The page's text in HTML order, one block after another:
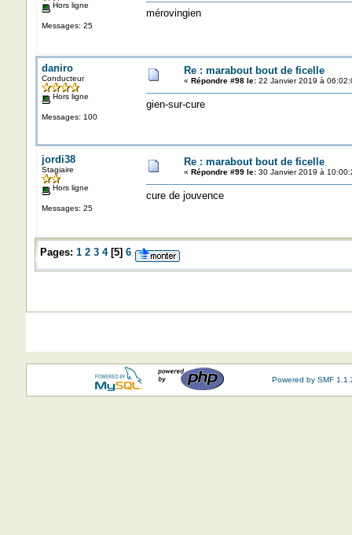
Hors ligne
Messages: 25
mérovingien
daniro
Conducteur
Hors ligne
Messages: 100
Re : marabout bout de ficelle
« Répondre #98 le:22 Janvier 2019 à
gien-sur-cure
jordi38
Stagiaire
Hors ligne
Messages: 25
Re : marabout bout de ficelle
« Répondre #99 le:30 Janvier 2019 à
cure de jouvence
Pages: 1 2 3 4[5] 6
Powered by SMF